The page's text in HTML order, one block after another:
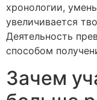
хронологии,
увеличивается
Деятельность
способом
Зачем